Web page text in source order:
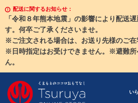
配送に関するお知らせ：
「令和８年熊本地震」の影響により配送
す。何卒ご了承くださいませ。
※ご注文される場合は、お送り先様のご在
※日時指定はお受けできません。※避難所
ん。
い